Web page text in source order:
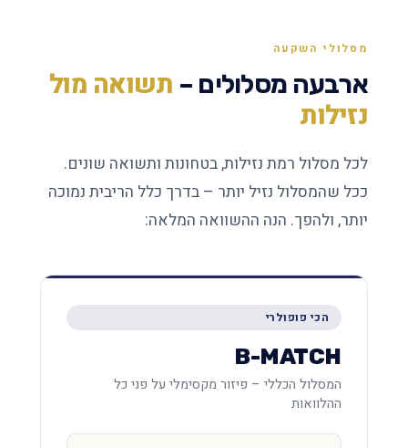
מסלולי השקעה
ארבעה מסלולים – תשואה מול
נזילות
לכל מסלול רמת נזילות, בטחונות ותשואה שונים.
ככל שהמסלול נזיל יותר – בדרך כלל הריבית נמוכה
יותר, ולהפך. הנה ההשוואה המלאה:
הכי פופולרי
B-MATCH
המסלול הכללי – פיזור מקסימלי על פני כל
ההלוואות